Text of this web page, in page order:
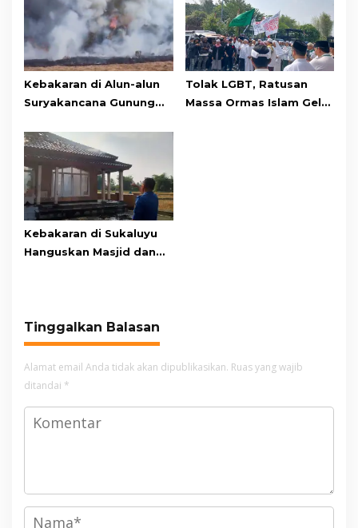
Kebakaran di Alun-alun
Suryakancana Gunung
Relawan dan Warga
Masih Bersiaga
Tolak LGBT, Ratusan
Massa Ormas Islam Gelar
Kebakaran di Sukaluyu
Hanguskan Masjid dan
Tinggalkan Balasan
Alamat email Anda tidak akan dipublikasikan. Ruas yang wajib
ditandai *